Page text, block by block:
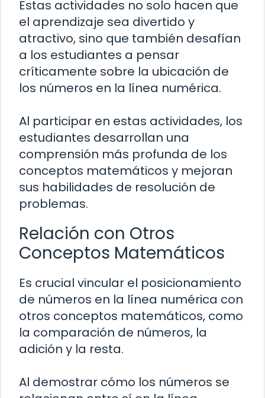
Estas actividades no solo hacen que
el aprendizaje sea divertido y
atractivo, sino que también desafían
a los estudiantes a pensar
críticamente sobre la ubicación de
los números en la línea numérica.
Al participar en estas actividades, los
estudiantes desarrollan una
comprensión más profunda de los
conceptos matemáticos y mejoran
sus habilidades de resolución de
problemas.
Relación con Otros
Conceptos Matemáticos
Es crucial vincular el posicionamiento
de números en la línea numérica con
otros conceptos matemáticos, como
la comparación de números, la
adición y la resta.
Al demostrar cómo los números se